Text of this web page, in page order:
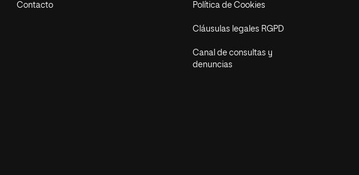
Contacto Política de Cookies
Cláusulas legales RGPD
Canal de consultas y
denuncias